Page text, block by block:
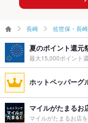
ウェディン
お祝い・サ
プライズ対
応
備考
長崎 佐世保・長
夏のポイント還元
最大15,000ポイント
ホットペッパーグ
マイルがたまるお
マイルがたまるお店